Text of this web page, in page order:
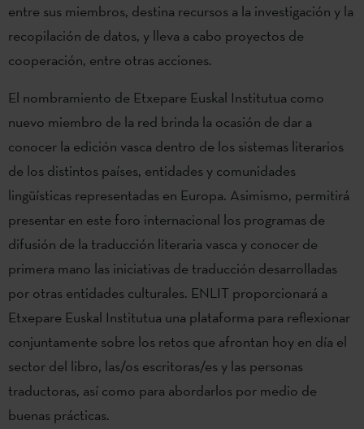
entre sus miembros, destina recursos a la investigación y la
recopilación de datos, y lleva a cabo proyectos de
cooperación, entre otras acciones.
El nombramiento de Etxepare Euskal Institutua como
nuevo miembro de la red brinda la ocasión de dar a
conocer la edición vasca dentro de los sistemas literarios
de los distintos países, entidades y comunidades
lingüísticas representadas en Europa. Asimismo, permitirá
presentar en este foro internacional los programas de
difusión de la traducción literaria vasca y conocer de
primera mano las iniciativas de traducción desarrolladas
por otras entidades culturales. ENLIT proporcionará a
Etxepare Euskal Institutua una plataforma para reflexionar
conjuntamente sobre los retos que afrontan hoy en día el
sector del libro, las/os escritoras/es y las personas
traductoras, así como para abordarlos por medio de
buenas prácticas.